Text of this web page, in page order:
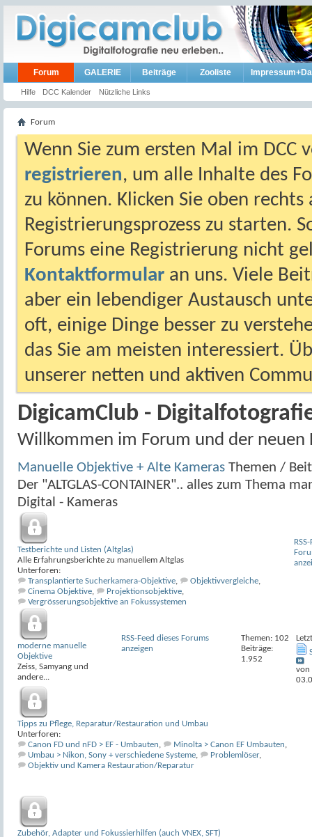
Forum
Hilfe DCC Kalender Nützliche Links
GALERIE Beiträge Zooliste
Forum
Wenn Sie zum ersten Mal im DCC
registrieren, um alle Inhalte des
zu können. Klicken Sie oben
Registrierungsprozess zu starten.
Forums eine Registrierung nicht
Kontaktformular an uns. Viele
aber ein lebendiger Austausch
oft, einige Dinge besser zu
das Sie am meisten interessiert.
unserer netten und aktiven
DigicamClub -
Willkommen im Forum und der neuen
Manuelle Objektive + Alte Kameras Themen /
Der "ALTGLAS-CONTAINER".. alles zum Thema
Digital - Kameras
Testberichte und Listen (Altglas)
Alle Erfahrungsberichte zu manuellem Altglas
Unterforen:
Transplantierte Sucherkamera-Objektive, Objektivvergleiche,
Cinema Objektive, Projektionsobjektive,
Vergrösserungsobjektive an Fokussystemen
moderne manuelle
Objektive
Zeiss, Samyang und
andere...
RSS-Feed dieses Forums
anzeigen
Themen: 102
Beiträge:
1.952
von
Tipps zu Pflege, Reparatur/Restauration und Umbau
Unterforen:
Canon FD und nFD > EF - Umbauten, Minolta > Canon EF Umbauten,
Umbau > Nikon, Sony + verschiedene Systeme, Problemlöser,
Objektiv und Kamera Restauration/Reparatur
Zubehör, Adapter und Fokussierhilfen (auch VNEX, SFT)